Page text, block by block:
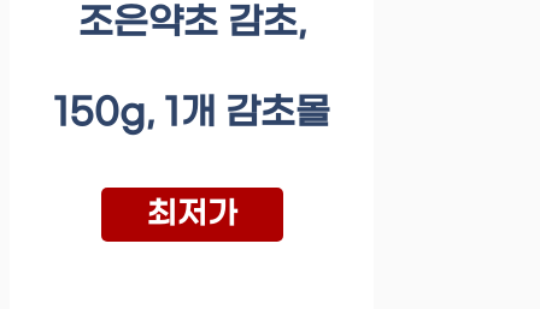
조은약초 감초,
150g, 1개 감초몰
최저가